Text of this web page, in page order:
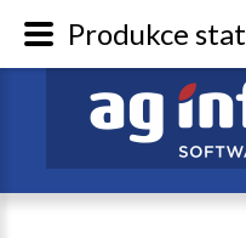
Produkce